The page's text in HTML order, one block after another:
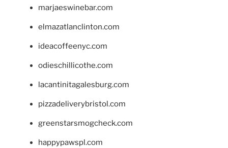
marjaeswinebar.com
elmazatlanclinton.com
ideacoffeenyc.com
odieschillicothe.com
lacantinitagalesburg.com
pizzadeliverybristol.com
greenstarsmogcheck.com
happypawspl.com